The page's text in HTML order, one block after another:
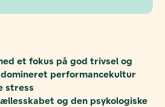
et fokus på god trivsel og
domineret performancekultur
stress
og den psykologiske